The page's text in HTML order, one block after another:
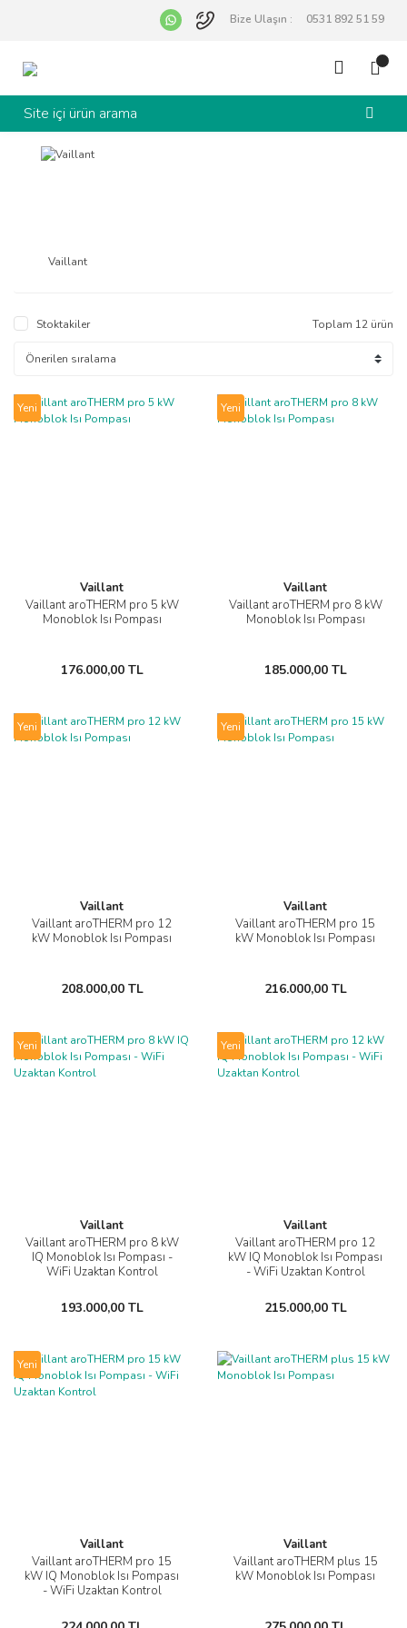
Bize Ulaşın : 0531 892 51 59
Vaillant
Stoktakiler Toplam 12 ürün
Yeni
Vaillant
Vaillant aroTHERM pro 5 kW
Monoblok Isı Pompası
176.000,00 TL
Yeni
Vaillant
Vaillant aroTHERM pro 8 kW
Monoblok Isı Pompası
185.000,00 TL
Yeni
Vaillant
Vaillant aroTHERM pro 12
kW Monoblok Isı Pompası
208.000,00 TL
Yeni
Vaillant
Vaillant aroTHERM pro 15
kW Monoblok Isı Pompası
216.000,00 TL
Yeni
Vaillant
Vaillant aroTHERM pro 8 kW
IQ Monoblok Isı Pompası -
WiFi Uzaktan Kontrol
193.000,00 TL
Yeni
Vaillant
Vaillant aroTHERM pro 12
kW IQ Monoblok Isı Pompası
- WiFi Uzaktan Kontrol
215.000,00 TL
Yeni
Vaillant
Vaillant aroTHERM pro 15
kW IQ Monoblok Isı Pompası
- WiFi Uzaktan Kontrol
Vaillant
Vaillant aroTHERM plus 15
kW Monoblok Isı Pompası